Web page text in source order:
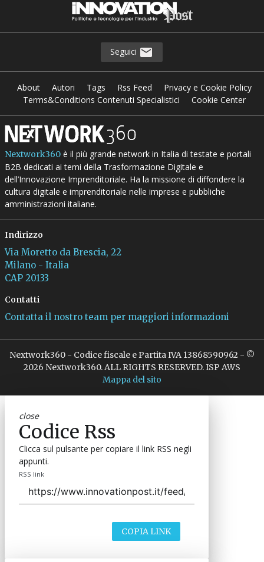
Seguici
About Autori Tags Rss Feed
Privacy e Cookie Policy
Terms&Conditions Contenuti Specialistici
Cookie Center
Nextwork360è il più grande network in Italia di testate e portali
B2B dedicati ai temi della Trasformazione Digitale e
dell’Innovazione Imprenditoriale. Ha la missione di diffondere la
cultura digitale e imprenditoriale nelle imprese e pubbliche
amministrazioni italiane.
Indirizzo
Via Moretto da Brescia, 22
Milano - Italia
CAP 20133
Contatti
Contatta il nostro team per maggiori informazioni
Nextwork360 - Codice fiscale e Partita IVA 13868590962 - ©
2026 Nextwork360. ALL RIGHTS RESERVED. ISP AWS
Mappa del sito
close
Codice Rss
Clicca sul pulsante per copiare il link RSS negli
appunti.
RSS link
COPIA LINK